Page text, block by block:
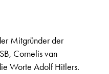
Mitgründer der
Cornelis van
Worte Adolf Hitlers.